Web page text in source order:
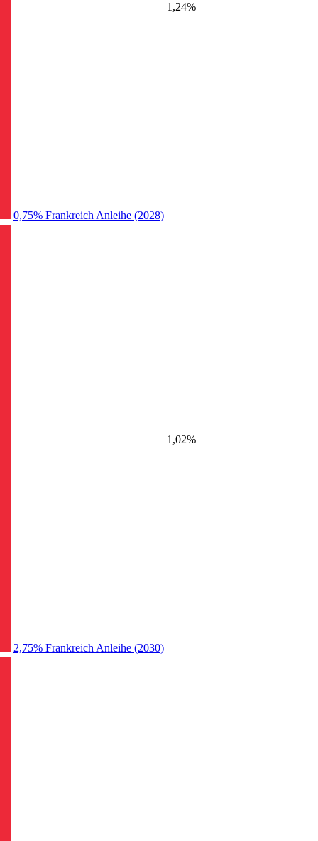
0,75% Frankreich Anleihe (2028)
1,24%
2,75% Frankreich Anleihe (2030)
1,02%